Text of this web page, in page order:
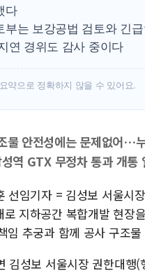
다
부는 보강공법 검토와 긴
연 경위도 감사 중이다
약으로 정확하지 않을 수 있어요.
물 안전성에는 문제없어…
역 GTX 무정차 통과 개통
선임기자 = 김성보 서울시
지하공간 복합개발 현장
임 추궁과 함께 공사 구조
김성보 서울시장 권한대